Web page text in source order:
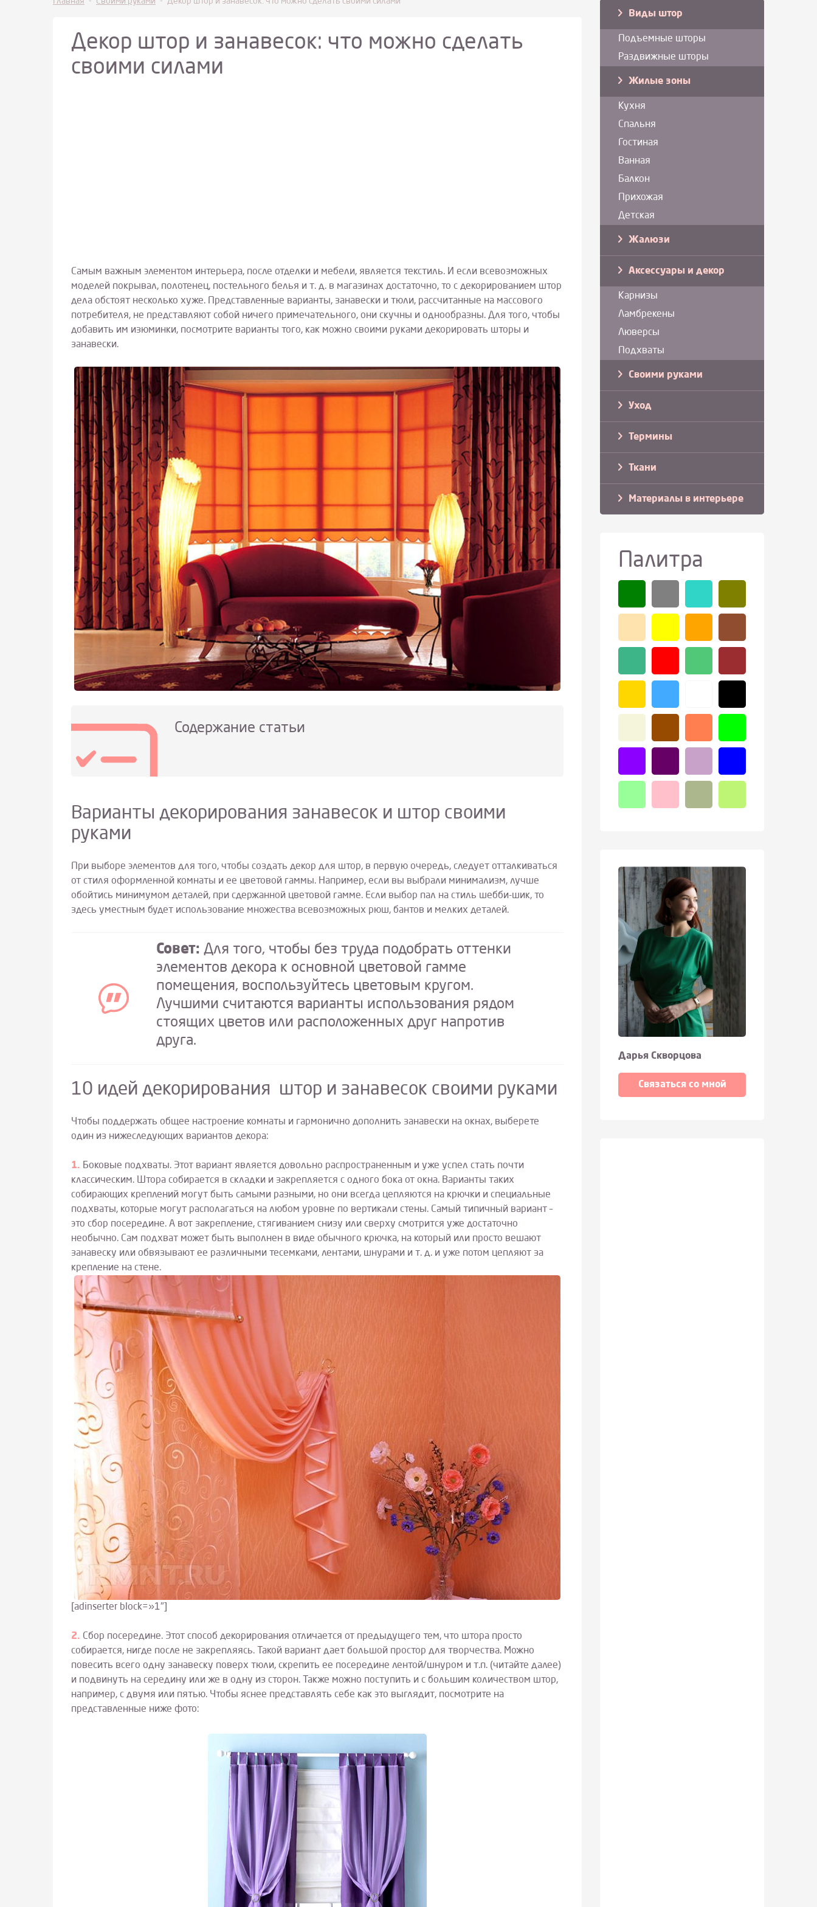
Декор штор и занавесок: что можно сделать
своими силами
Самым важным элементом интерьера, после отделки и мебели, является текстиль. И если всевозможных
моделей покрывал, полотенец, постельного белья и т. д. в магазинах достаточно, то с декорированием штор
дела обстоят несколько хуже. Представленные варианты, занавески и тюли, рассчитанные на массового
потребителя, не представляют собой ничего примечательного, они скучны и однообразны. Для того, чтобы
добавить им изюминки, посмотрите варианты того, как можно своими руками декорировать шторы и
занавески.
Содержание статьи
Варианты декорирования занавесок и штор своими
руками
При выборе элементов для того, чтобы создать декор для штор, в первую очередь, следует отталкиваться
от стиля оформленной комнаты и ее цветовой гаммы. Например, если вы выбрали минимализм, лучше
обойтись минимумом деталей, при сдержанной цветовой гамме. Если выбор пал на стиль шебби-шик, то
здесь уместным будет использование множества всевозможных рюш, бантов и мелких деталей.
Совет: Для того, чтобы без труда подобрать оттенки
элементов декора к основной цветовой гамме
помещения, воспользуйтесь цветовым кругом.
Лучшими считаются варианты использования рядом
стоящих цветов или расположенных друг напротив
друга.
10 идей декорирования штор и занавесок своими руками
Чтобы поддержать общее настроение комнаты и гармонично дополнить занавески на окнах, выберете
один из нижеследующих вариантов декора:
Боковые подхваты. Этот вариант является довольно распространенным и уже успел стать почти
классическим. Штора собирается в складки и закрепляется с одного бока от окна. Варианты таких
собирающих креплений могут быть самыми разными, но они всегда цепляются на крючки и специальные
подхваты, которые могут располагаться на любом уровне по вертикали стены. Самый типичный вариант –
это сбор посередине. А вот закрепление, стягиванием снизу или сверху смотрится уже достаточно
необычно. Сам подхват может быть выполнен в виде обычного крючка, на который или просто вешают
занавеску или обвязывают ее различными тесемками, лентами, шнурами и т. д. и уже потом цепляют за
крепление на стене.
[adinserter block=»1″]
Сбор посередине. Этот способ декорирования отличается от предыдущего тем, что штора просто
собирается, нигде после не закрепляясь. Такой вариант дает большой простор для творчества. Можно
повесить всего одну занавеску поверх тюли, скрепить ее посередине лентой/шнуром и т.п. (читайте далее)
и подвинуть на середину или же в одну из сторон. Также можно поступить и с большим количеством штор,
например, с двумя или пятью. Чтобы яснее представлять себе как это выглядит, посмотрите на
представленные ниже фото:
Виды штор
Подъемные шторы
Раздвижные шторы
Жилые зоны
Кухня
Спальня
Гостиная
Ванная
Балкон
Прихожая
Детская
Жалюзи
Аксессуары и декор
Карнизы
Ламбрекены
Люверсы
Подхваты
Своими руками
Уход
Термины
Ткани
Материалы в интерьере
Палитра
Дарья Скворцова
Связаться со мной